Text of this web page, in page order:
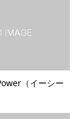
（イーシー